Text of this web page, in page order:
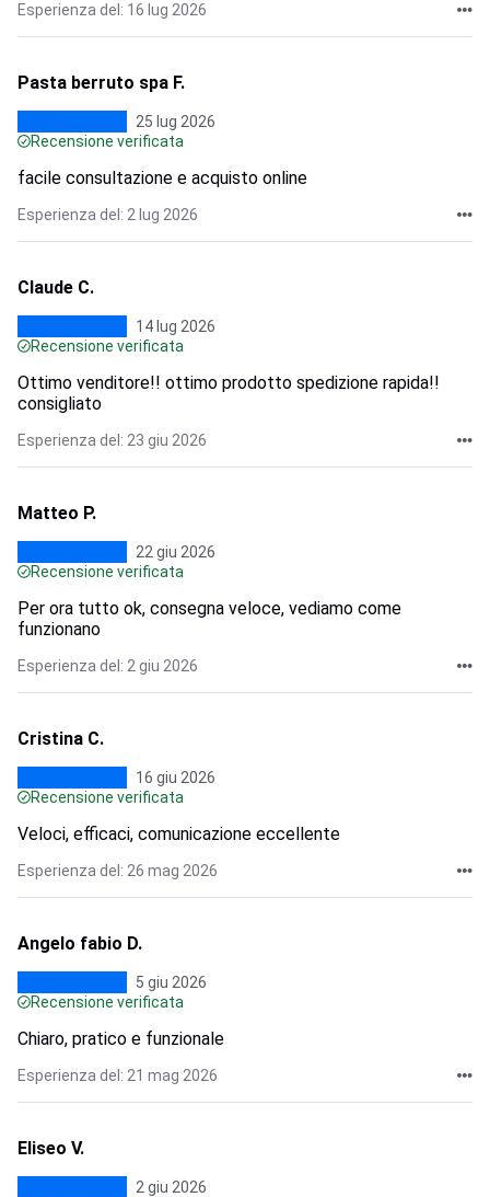
Esperienza del: 16 lug 2026
Pasta berruto spa F.
25 lug 2026
Recensione verificata
facile consultazione e acquisto online
Esperienza del: 2 lug 2026
Claude C.
14 lug 2026
Recensione verificata
Ottimo venditore!! ottimo prodotto spedizione rapida!!
consigliato
Esperienza del: 23 giu 2026
Matteo P.
22 giu 2026
Recensione verificata
Per ora tutto ok, consegna veloce, vediamo come
funzionano
Esperienza del: 2 giu 2026
Cristina C.
16 giu 2026
Recensione verificata
Veloci, efficaci, comunicazione eccellente
Esperienza del: 26 mag 2026
Angelo fabio D.
5 giu 2026
Recensione verificata
Chiaro, pratico e funzionale
Esperienza del: 21 mag 2026
Eliseo V.
2 giu 2026